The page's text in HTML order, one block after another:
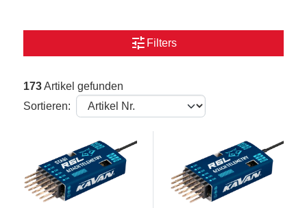
tune Filters
173Artikel gefunden
Sortieren: